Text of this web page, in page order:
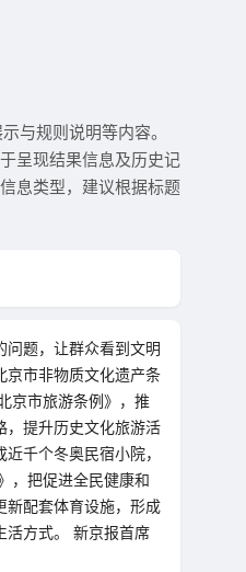
与规则说明等内容。
呈现结果信息及历史记
息类型，建议根据标题
问题，让群众看到文明
京市非物质文化遗产条
京市旅游条例》，推
，提升历史文化旅游活
千个冬奥民宿小院，
，把促进全民健康和
新配套体育设施，形成
活方式。 新京报首席